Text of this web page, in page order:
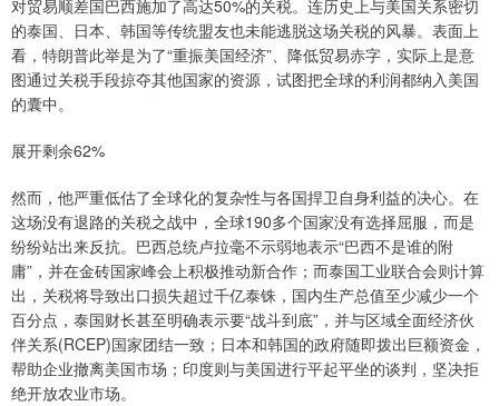
对贸易顺差国巴西施加了高达50%的关税。连历史上与美国关系密切
的泰国、日本、韩国等传统盟友也未能逃脱这场关税的风暴。表面上
看，特朗普此举是为了“重振美国经济”、降低贸易赤字，实际上是意
图通过关税手段掠夺其他国家的资源，试图把全球的利润都纳入美国
的囊中。
展开剩余62%
然而，他严重低估了全球化的复杂性与各国捍卫自身利益的决心。在
这场没有退路的关税之战中，全球190多个国家没有选择屈服，而是
纷纷站出来反抗。巴西总统卢拉毫不示弱地表示“巴西不是谁的附
庸”，并在金砖国家峰会上积极推动新合作；而泰国工业联合会则计算
出，关税将导致出口损失超过千亿泰铢，国内生产总值至少减少一个
百分点，泰国财长甚至明确表示要“战斗到底”，并与区域全面经济伙
伴关系(RCEP)国家团结一致；日本和韩国的政府随即拨出巨额资金，
帮助企业撤离美国市场；印度则与美国进行平起平坐的谈判，坚决拒
绝开放农业市场。